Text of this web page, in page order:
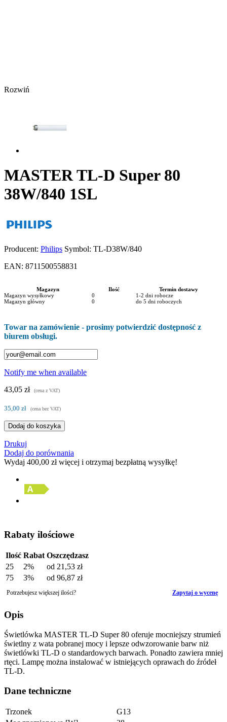
Rozwiń
MASTER TL-D Super 80
38W/840 1SL
Producent: Philips Symbol: TL-D38W/840
EAN: 8711500558831
Magazyn Ilość
Termin dostawy
Magazyn wysyłkowy
0
1-2 dni robocze
Magazyn główny
0 do 5 dni roboczych
Towar na zamówienie - prosimy potwierdzić dostępność z
biurem obsługi.
Notify me when available
43,05 zł
(cena z VAT)
35,00 zł (cena bez VAT)
Dodaj do koszyka
Drukuj
Dodaj do porównania
Wydaj 400,00 złwięcej i otrzymaj bezpłatną wysyłkę!
Rabaty ilościowe
Ilość Rabat Oszczędzasz
25
2% od 21,53 zł
75
3% od 96,87 zł
Potrzebujesz większej ilości? Zapytaj o wycenę
Opis
Świetlówka MASTER TL-D Super 80 oferuje mocniejszy strumień
świetlny z wata pobranej mocy i lepsze odwzorowanie barw niż
świetlówki TL-D o standardowych barwach. Ponadto zawiera mniej
rtęci. Lampę można instalować w istniejących oprawach do źródeł
TL-D.
Dane techniczne
Trzonek
G13